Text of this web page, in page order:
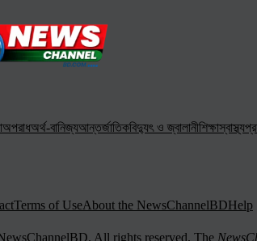
অপরাধঅর্থ-বানিজ্যআন্তর্জাতিকবিদ্যুৎ ও জ্বালানীশিক্ষাস্বাস্থ্য
Terms of UseAbout the NewsChannelBDHelp
All rights reserved. The